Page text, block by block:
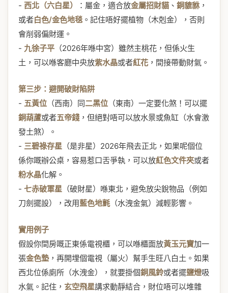
- 西北（六白星） ：屬金，適合放金屬招財貓、 銅貔貅，
或者白色/金色地毯。記住唔好擺植物（木剋金），否則
會削弱偏財運。
- 九徐子平 （2026年喺中宮）雖然主桃花，但係火生
土，可以喺客廳中央放紫水晶或者紅花 ，間接帶動財氣。
第三步：避開破財陷阱
- 五黃位 （西南）同二黑位 （東南）一定要化煞！可以擺
銅葫蘆或者五帝錢，但絕對唔可以放水景或魚缸（水會激
發土煞）。
- 三碧祿存星 （是非星）2026年飛去正北，如果呢個位
係你嘅辦公桌，容易惹口舌爭執，可以放紅色文件夾或者
粉水晶化解。
- 七赤破軍星 （破財星）喺東北，避免放尖銳物品（例如
刀劍擺設），改用藍色地氈（水洩金氣）減輕影響。
實用例子
假設你間房嘅正東係電視櫃，可以喺櫃面放黃玉元寶加一
張金色墊，再開埋個電視（屬火）幫手生旺八白土。如果
西北位係廁所（水洩金），就要掛個銅風鈴或者擺鹽燈吸
水氣。記住， 玄空飛星講求動靜結合，財位唔可以堆雜